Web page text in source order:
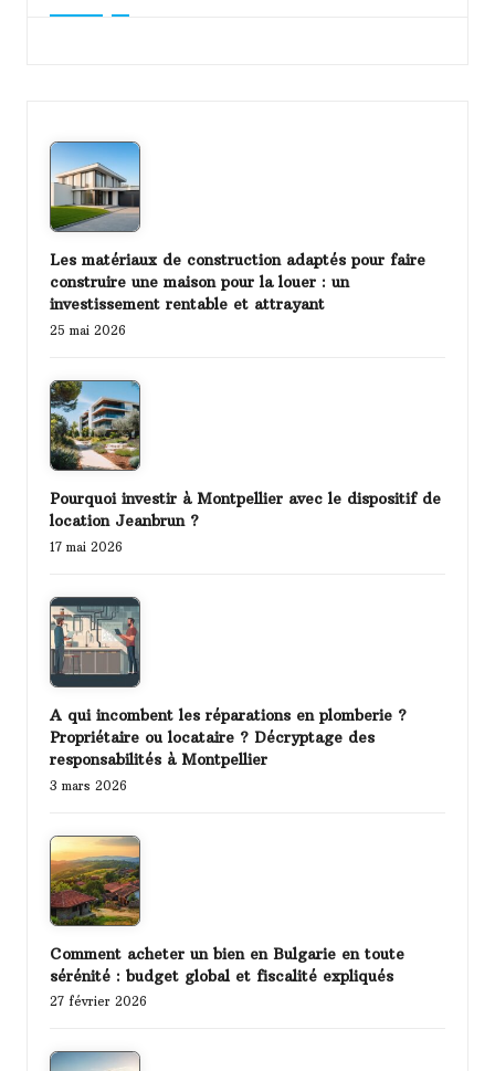
Les matériaux de construction adaptés pour faire
construire une maison pour la louer : un
investissement rentable et attrayant
25 mai 2026
Pourquoi investir à Montpellier avec le dispositif de
location Jeanbrun ?
17 mai 2026
A qui incombent les réparations en plomberie ?
Propriétaire ou locataire ? Décryptage des
responsabilités à Montpellier
3 mars 2026
Comment acheter un bien en Bulgarie en toute
sérénité : budget global et fiscalité expliqués
27 février 2026